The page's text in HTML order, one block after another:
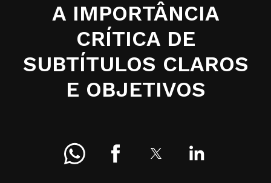
A IMPORTÂNCIA
CRÍTICA DE
SUBTÍTULOS CLAROS
E OBJETIVOS